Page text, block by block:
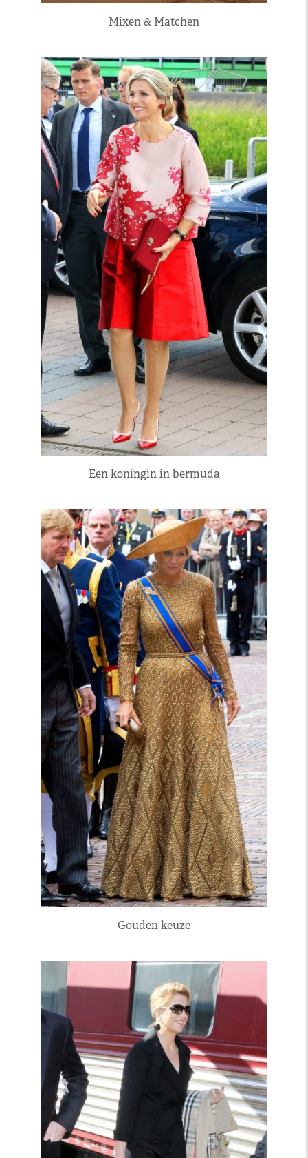
Mixen & Matchen
Een koningin in bermuda
Gouden keuze